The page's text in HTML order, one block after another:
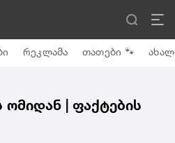
რეკლამა თათები 🐾
ომიდან | ფაქტების